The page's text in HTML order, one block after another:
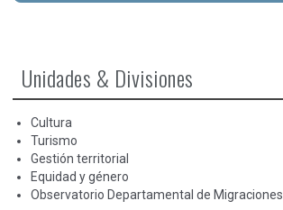
Unidades & Divisiones
Cultura
Turismo
Gestión territorial
Equidad y género
Observatorio Departamental de Migraciones